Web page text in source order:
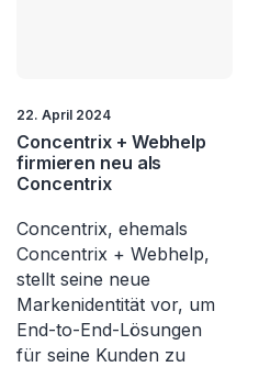
22. April 2024
Concentrix + Webhelp
firmieren neu als
Concentrix
Concentrix, ehemals
Concentrix + Webhelp,
stellt seine neue
Markenidentität vor, um
End-to-End-Lösungen
für seine Kunden zu